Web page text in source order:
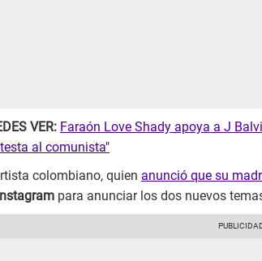
VER: Faraón Love Shady apoya a J
al comunista"
colombiano, quien anunció que su
Instagram para anunciar los dos nuevos